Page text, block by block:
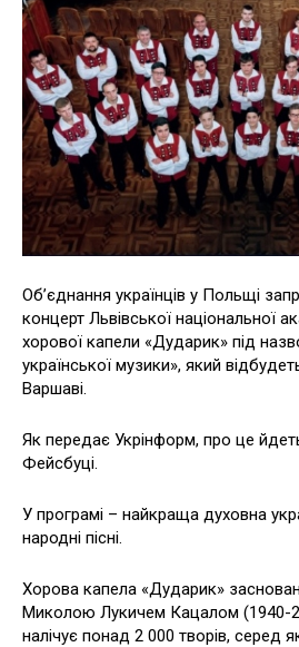
Об’єднання українців у Польщі
концерт Львівської національної
хорової капели «Дударик» під
української музики», який
Варшаві.
Як передає Укрінформ, про це
Фейсбуці.
У програмі – найкраща духовна
народні пісні.
Хорова капела «Дударик»
Миколою Лукичем Кацалом (1940-
налічує понад 2 000 творів, серед